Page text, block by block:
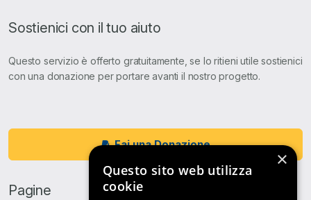
Sostienici con il tuo aiuto
Questo servizio è offerto gratuitamente, se lo ritieni utile sostienici
con una donazione per portare avanti il nostro progetto.
Fai una Donazione
Pagine
×
Questo sito web utilizza
cookie